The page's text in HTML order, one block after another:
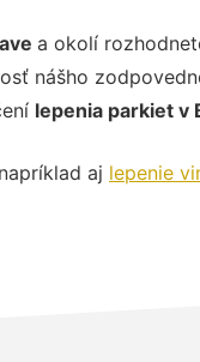
a okolí
nášho
lepenia parkiet v
aj lepenie